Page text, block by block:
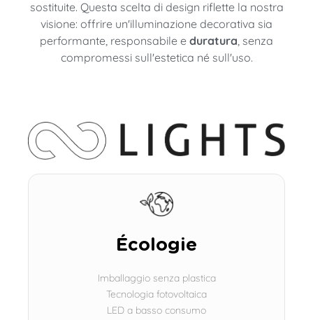
sostituite. Questa scelta di design riflette la nostra
visione: offrire un'illuminazione decorativa sia
performante, responsabile e duratura , senza
compromessi sull'estetica né sull'uso.
Écologie
Imballaggio senza plastica
Tecnologia fotovoltaica
LED a basso consumo